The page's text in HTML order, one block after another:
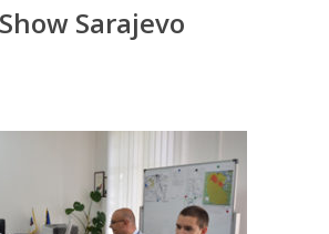
Sarajevo